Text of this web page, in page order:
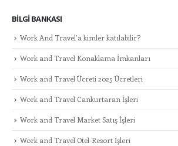
BILGI BANKASI
Work And Travel’a kimler katılabilir?
Work and Travel Konaklama İmkanları
Work and Travel Ücreti 2025 Ücretleri
Work and Travel Cankurtaran İşleri
Work and Travel Market Satış İşleri
Work and Travel Otel-Resort İşleri